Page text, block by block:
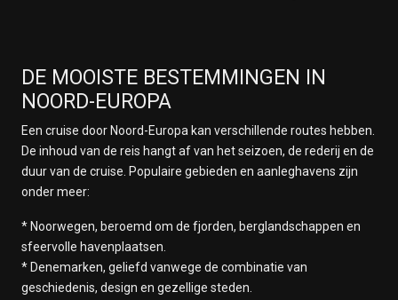
DE MOOISTE BESTEMMINGEN IN
NOORD-EUROPA
Een cruise door Noord-Europa kan verschillende routes hebben.
De inhoud van de reis hangt af van het seizoen, de rederij en de
duur van de cruise. Populaire gebieden en aanleghavens zijn
onder meer:
* Noorwegen, beroemd om de fjorden, berglandschappen en
sfeervolle havenplaatsen.
* Denemarken, geliefd vanwege de combinatie van
geschiedenis, design en gezellige steden.